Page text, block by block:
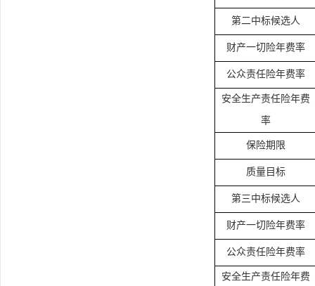
第二中标候选人
财产一切险年费率
公众责任险年费率
安全生产责任险年费
率
保险期限
质量目标
第三中标候选人
财产一切险年费率
公众责任险年费率
安全生产责任险年费